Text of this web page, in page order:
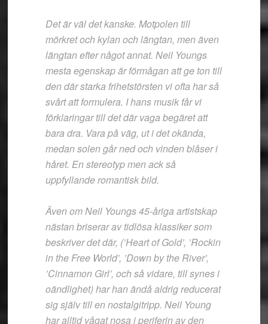
Det är väl det kanske. Motpolen till
mörkret och kylan och längtan, men även
längtan efter något annat. Neil Youngs
mesta egenskap är förmågan att ge ton till
den där starka frihetstörsten vi ofta har så
svårt att formulera. I hans musik får vi
förklaringar till det där vaga begäret att
bara dra. Vara på väg, ut i det okända,
medan solen går ned och vinden blåser i
håret. En stereotyp men ack så
uppfyllande romantisk bild.
Även om Neil Youngs 45-åriga artistskap
nästan briserar av tidlösa klassiker som
beskriver det där, (’Heart of Gold’, ’Rockin
in the Free World’, ’Down by the River’,
’Cinnamon Girl’, och så vidare, till synes i
oändlighet) har han ändå aldrig reducerat
sig själv till en nostalgitripp. Neil Young
har alltid vågat nosa i periferin av den